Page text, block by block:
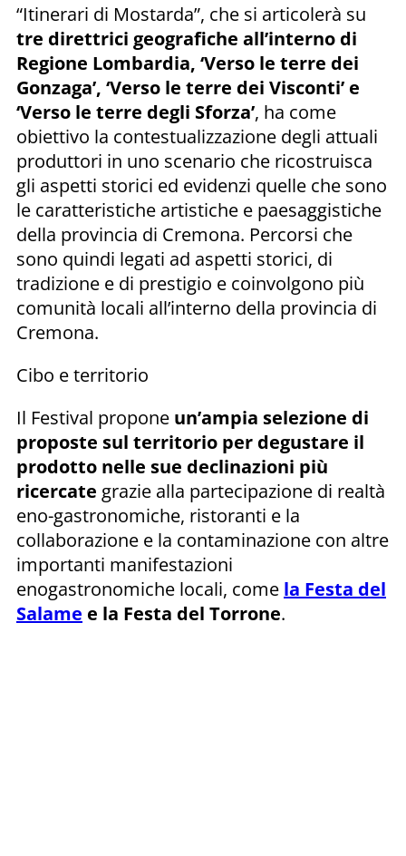
“Itinerari di Mostarda”, che si articolerà su
tre direttrici geografiche all’interno di
Regione Lombardia, ‘Verso le terre dei
Gonzaga’, ‘Verso le terre dei Visconti’ e
‘Verso le terre degli Sforza’, ha come
obiettivo la contestualizzazione degli attuali
produttori in uno scenario che ricostruisca
gli aspetti storici ed evidenzi quelle che sono
le caratteristiche artistiche e paesaggistiche
della provincia di Cremona. Percorsi che
sono quindi legati ad aspetti storici, di
tradizione e di prestigio e coinvolgono più
comunità locali all’interno della provincia di
Cremona.
Cibo e territorio
Il Festival propone un’ampia selezione di
proposte sul territorio per degustare il
prodotto nelle sue declinazioni più
ricercate grazie alla partecipazione di realtà
eno-gastronomiche, ristoranti e la
collaborazione e la contaminazione con altre
importanti manifestazioni
enogastronomiche locali, come la Festa del
Salame e la Festa del Torrone.